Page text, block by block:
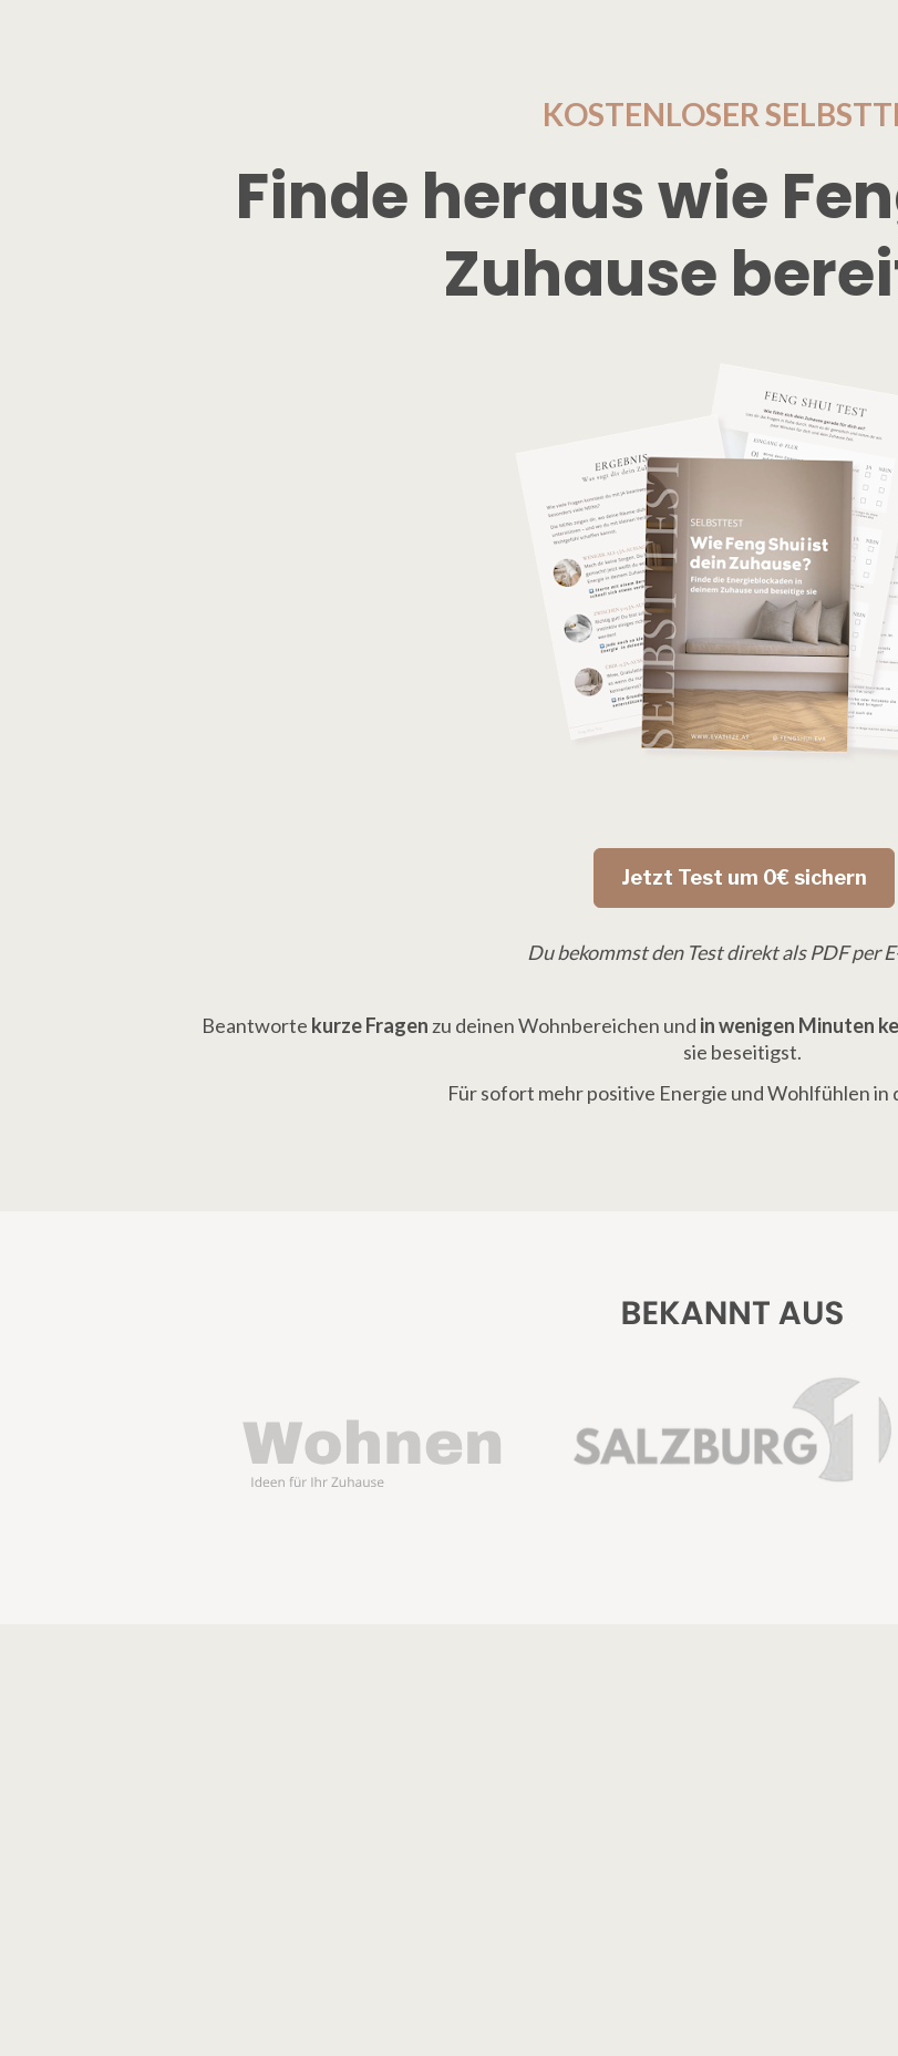
KOSTENLOSER
Finde heraus wie
Zuhause
Jetzt Test um 0€ sichern
Du bekommst den Test direkt als PDF per
Beantworte kurze Fragen zu deinen Wohnbereichen und in wenigen Minuten
sie beseitigst.
Für sofort mehr positive Energie und Wohlfühlen in